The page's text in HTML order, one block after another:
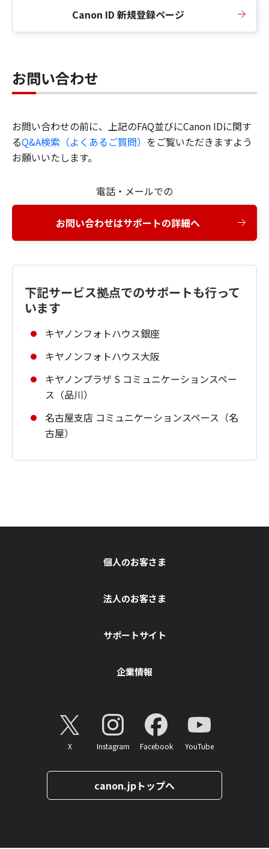
Canon ID 新規登録ページ
お問い合わせ
お問い合わせの前に、上記のFAQ並びにCanon IDに関す
るQ&A検索（よくあるご質問） をご覧いただきますよう
お願いいたします。
電話・メールでの
お問い合わせはサポートの詳細へ
下記サービス拠点でのサポートも行って
います
キヤノンフォトハウス銀座
キヤノンフォトハウス大阪
キヤノンプラザ S コミュニケーションスペー
ス（品川）
名古屋支店 コミュニケーションスペース（名
古屋）
個人のお客さま
法人のお客さま
サポートサイト
企業情報
X Instagram Facebook YouTube
canon.jpトップへ